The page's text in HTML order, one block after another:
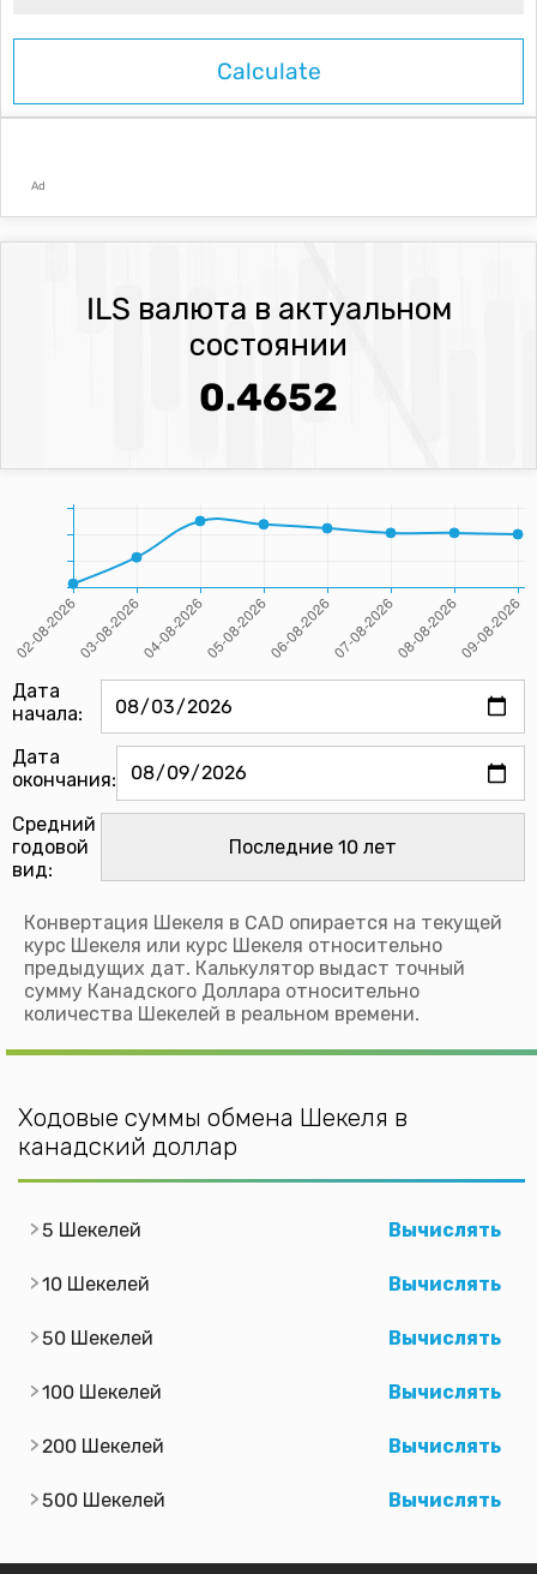
Ad
ILS валюта в актуальном
состоянии
0.4652
Дата
начала:
Дата
окончания:
Средний
годовой
вид:
Конвертация Шекеля в CAD опирается на текущей
курс Шекеля или курс Шекеля относительно
предыдущих дат. Калькулятор выдаст точный
сумму Канадского Доллара относительно
количества Шекелей в реальном времени.
Ходовые суммы обмена Шекеля в
канадский доллар
5 Шекелей Вычислять
10 Шекелей Вычислять
50 Шекелей Вычислять
100 Шекелей Вычислять
200 Шекелей Вычислять
500 Шекелей Вычислять